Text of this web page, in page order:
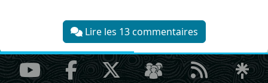
Lire les 13 commentaires